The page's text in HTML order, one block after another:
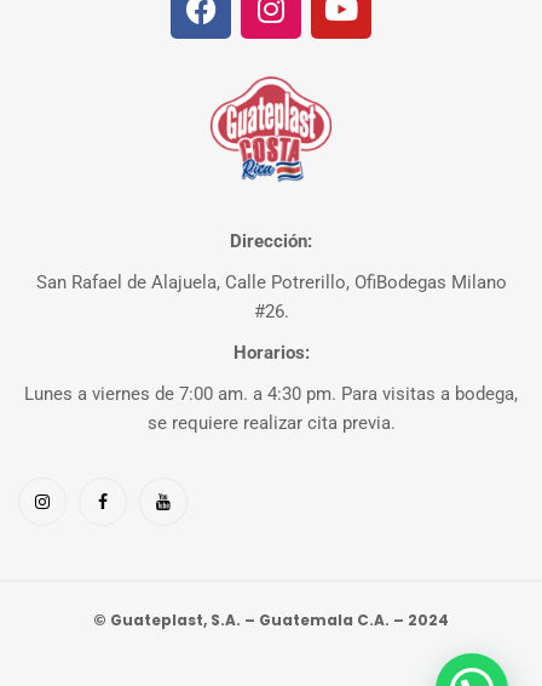
Dirección:
San Rafael de Alajuela, Calle Potrerillo, OfiBodegas Milano
#26.
Horarios:
Lunes a viernes de 7:00 am. a 4:30 pm. Para visitas a bodega,
se requiere realizar cita previa.
© Guateplast, S.A. – Guatemala C.A. – 2024